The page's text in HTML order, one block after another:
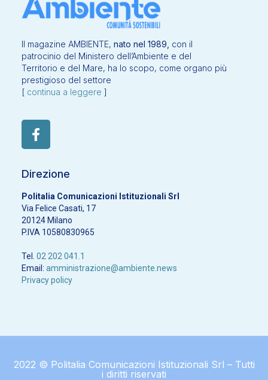
Il magazine AMBIENTE, nato nel 1989, con il
patrocinio del Ministero dell’Ambiente e del
Territorio e del Mare, ha lo scopo, come organo più
prestigioso del settore
[ continua a leggere ]
Direzione
Politalia Comunicazioni Istituzionali Srl
Via Felice Casati, 17
20124 Milano
P.IVA 10580830965
Tel. 02 202 041.1
Email: amministrazione@ambiente.news
Privacy policy
2022 © Politalia Comunicazioni Istituzionali Srl – Tutti
i diritti riservati